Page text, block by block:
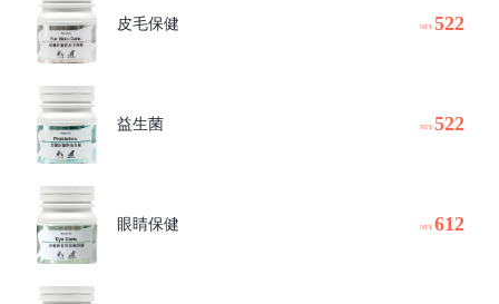
NT$ 522
皮毛保健
NT$ 522
益生菌
NT$ 612
眼睛保健